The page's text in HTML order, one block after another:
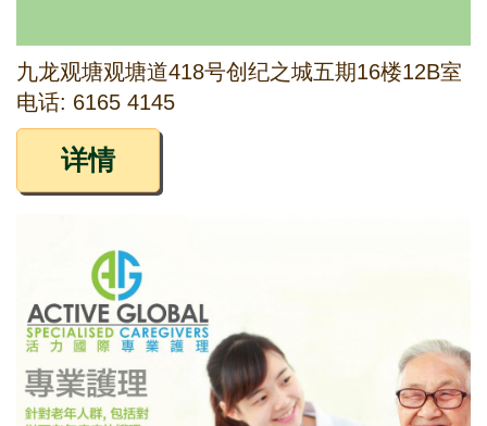
九龙观塘观塘道418号创纪之城五期16楼12B室
电话: 6165 4145
详情